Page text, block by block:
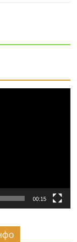
00:15